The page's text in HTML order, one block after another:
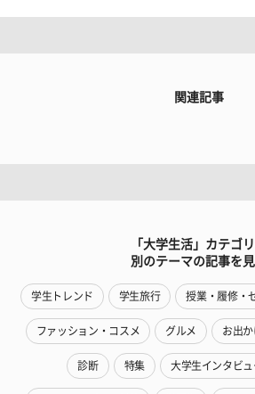
関連記事
「大学生活」カテゴ
別のテーマの記事を
学生トレンド 学生旅行 授業・履修・
ファッション・コスメ グルメ お出
診断 特集 大学生インタビュ